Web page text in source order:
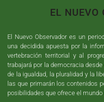
EL NUEVO
El Nuevo Observador es un
una decidida apuesta por la
vertebración territorial y al
trabajará por la democracia
de la igualdad, la pluralidad y la
las que primarán los contenidos
posibilidades que ofrece el